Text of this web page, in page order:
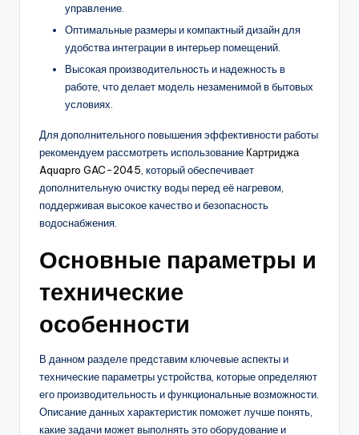
управление.
Оптимальные размеры и компактный дизайн для
удобства интеграции в интерьер помещений.
Высокая производительность и надежность в
работе, что делает модель незаменимой в бытовых
условиях.
Для дополнительного повышения эффективности работы
рекомендуем рассмотреть использование Картриджа
Aquapro GAC-2045 , который обеспечивает
дополнительную очистку воды перед её нагревом,
поддерживая высокое качество и безопасность
водоснабжения.
Основные параметры и
технические
особенности
В данном разделе представим ключевые аспекты и
технические параметры устройства, которые определяют
его производительность и функциональные возможности.
Описание данных характеристик поможет лучше понять,
какие задачи может выполнять это оборудование и